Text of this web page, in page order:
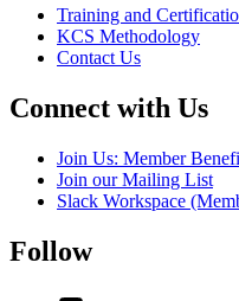
Training and
KCS Methodology
Contact Us
Connect with Us
Join Us: Member
Join our Mailing List
Slack Workspace
Follow